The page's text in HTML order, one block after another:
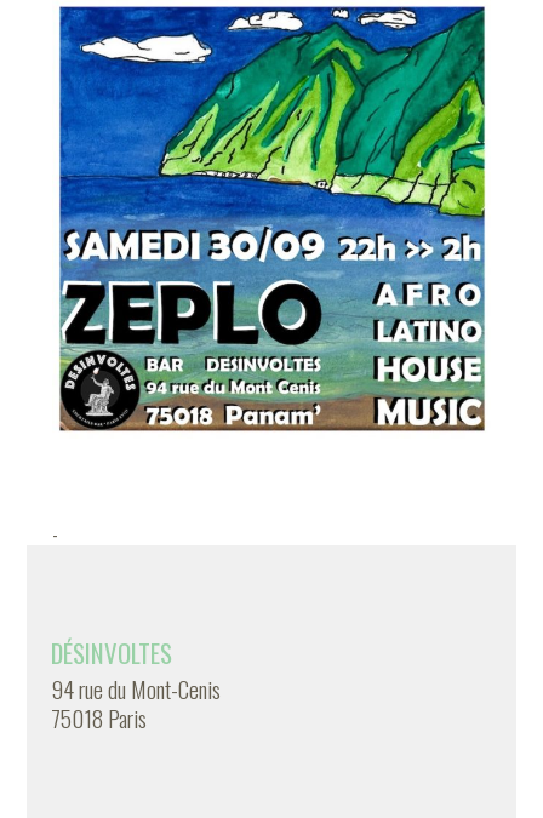
-
DÉSINVOLTES
94 rue du Mont-Cenis
75018 Paris